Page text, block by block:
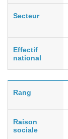
Secteur
Effectif
national
Rang
Raison
sociale